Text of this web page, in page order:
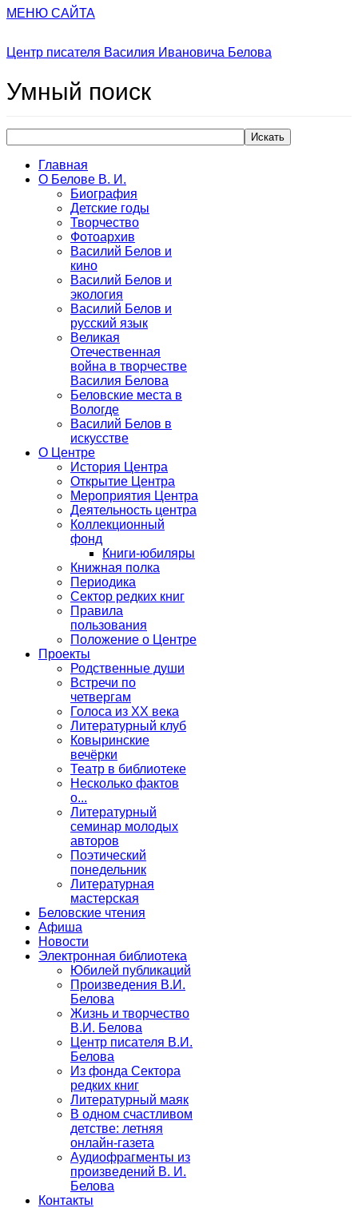
МЕНЮ САЙТА
Центр писателя Василия Ивановича Белова
Умный поиск
Искать
Главная
О Белове В. И.
Биография
Детские годы
Творчество
Фотоархив
Василий Белов и
кино
Василий Белов и
экология
Василий Белов и
русский язык
Великая
Отечественная
война в творчестве
Василия Белова
Беловские места в
Вологде
Василий Белов в
искусстве
О Центре
История Центра
Открытие Центра
Мероприятия Центра
Деятельность центра
Коллекционный
фонд
Книги-юбиляры
Книжная полка
Периодика
Сектор редких книг
Правила
пользования
Положение о Центре
Проекты
Родственные души
Встречи по
четвергам
Голоса из ХХ века
Литературный клуб
Ковыринские
вечёрки
Театр в библиотеке
Несколько фактов
о...
Литературный
семинар молодых
авторов
Поэтический
понедельник
Литературная
мастерская
Беловские чтения
Афиша
Новости
Электронная библиотека
Юбилей публикаций
Произведения В.И.
Белова
Жизнь и творчество
В.И. Белова
Центр писателя В.И.
Белова
Из фонда Сектора
редких книг
Литературный маяк
В одном счастливом
детстве: летняя
онлайн-газета
Аудиофрагменты из
произведений В. И.
Белова
Контакты